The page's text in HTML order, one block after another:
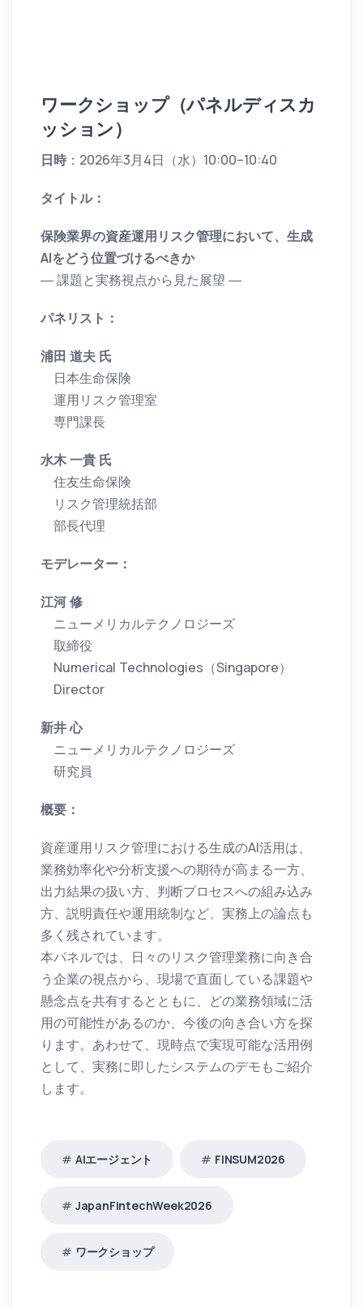
ワークショップ（パネルディスカ
ッション）
日時：2026年3月4日（水）10:00–10:40
タイトル：
保険業界の資産運用リスク管理において、生成
AIをどう位置づけるべきか
― 課題と実務視点から見た展望 ―
パネリスト：
浦田 道夫 氏
日本生命保険
運用リスク管理室
専門課長
水木 一貴 氏
住友生命保険
リスク管理統括部
部長代理
モデレーター：
江河 修
ニューメリカルテクノロジーズ
取締役
Numerical Technologies（Singapore）
Director
新井 心
ニューメリカルテクノロジーズ
研究員
概要：
資産運用リスク管理における生成のAI活用は、
業務効率化や分析支援への期待が高まる一方、
出力結果の扱い方、判断プロセスへの組み込み
方、説明責任や運用統制など、実務上の論点も
多く残されています。
本パネルでは、日々のリスク管理業務に向き合
う企業の視点から、現場で直面している課題や
懸念点を共有するとともに、どの業務領域に活
用の可能性があるのか、今後の向き合い方を探
ります。あわせて、現時点で実現可能な活用例
として、実務に即したシステムのデモもご紹介
します。
AIエージェント FINSUM2026
JapanFintechWeek2026
ワークショップ